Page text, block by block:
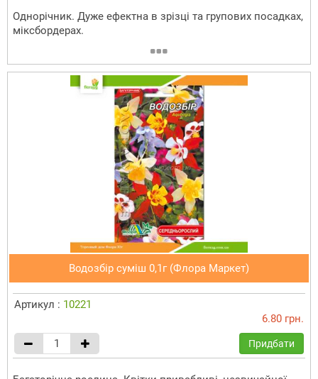
Однорічник. Дуже ефектна в зрізці та групових посадках,
міксбордерах.
Водозбір суміш 0,1г (Флора Маркет)
Артикул : 10221
6.80 грн.
Придбати